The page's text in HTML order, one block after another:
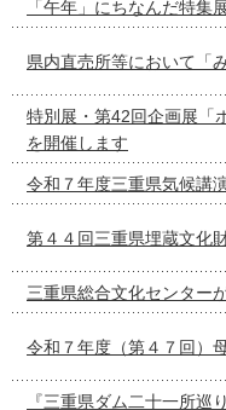
「午年」にちなんだ特集
県内直売所等において「
特別展・第42回企画展「
を開催します
令和７年度三重県気候講
第４４回三重県埋蔵文化
三重県総合文化センター
令和７年度（第４７回）
『三重県ダム二十一所